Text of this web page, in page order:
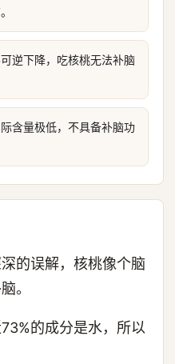
逆下降，吃核桃无法补脑
含量极低，不具备补脑功
的误解，核桃像个脑
。
的成分是水，所以